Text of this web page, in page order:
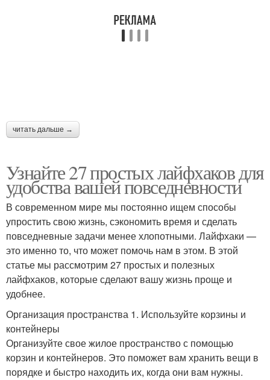
читать дальше →
Узнайте 27 простых лайфхаков для
удобства вашей повседневности
В современном мире мы постоянно ищем способы
упростить свою жизнь, сэкономить время и сделать
повседневные задачи менее хлопотными. Лайфхаки —
это именно то, что может помочь нам в этом. В этой
статье мы рассмотрим 27 простых и полезных
лайфхаков, которые сделают вашу жизнь проще и
удобнее.
Организация пространства 1. Используйте корзины и
контейнеры
Организуйте свое жилое пространство с помощью
корзин и контейнеров. Это поможет вам хранить вещи в
порядке и быстро находить их, когда они вам нужны.